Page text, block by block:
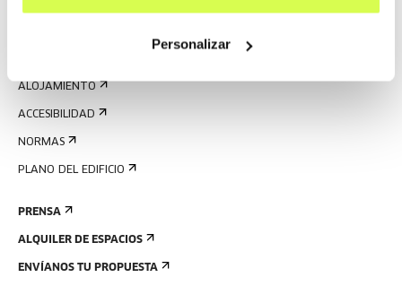
Personalizar
ALOJAMIENTO
ACCESIBILIDAD
NORMAS
PLANO DEL EDIFICIO
PRENSA
ALQUILER DE ESPACIOS
ENVÍANOS TU PROPUESTA